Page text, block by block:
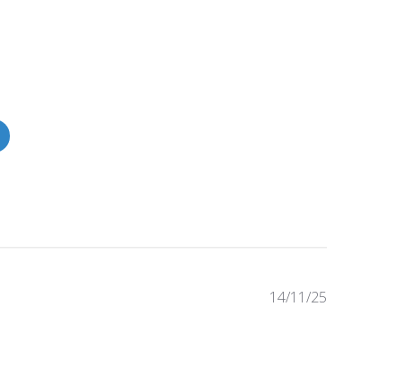
Published
14/11/25